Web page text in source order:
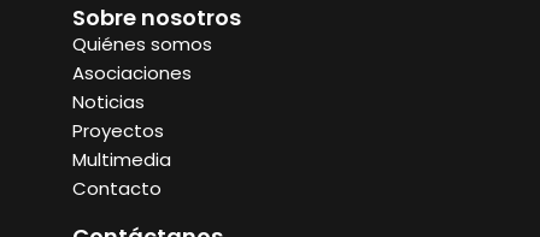
Sobre nosotros
Quiénes somos
Asociaciones
Noticias
Proyectos
Multimedia
Contacto